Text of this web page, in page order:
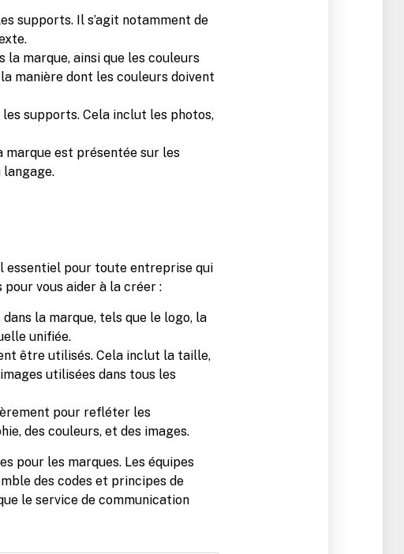
supports. Il s’agit notamment de
marque, ainsi que les couleurs
manière dont les couleurs doivent
supports. Cela inclut les photos,
marque est présentée sur les
langage.
essentiel pour toute entreprise qui
vous aider à la créer :
la marque, tels que le logo, la
unifiée.
être utilisés. Cela inclut la taille,
utilisées dans tous les
pour refléter les
des couleurs, et des images.
pour les marques. Les équipes
des codes et principes de
le service de communication